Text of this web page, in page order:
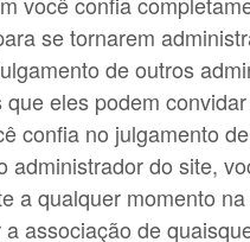
se tornarem
de outros
eles podem
confia no julgamento
administrador do site,
a qualquer momento
associação de